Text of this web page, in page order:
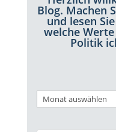
Blog. Machen
und lesen
welche
Politik